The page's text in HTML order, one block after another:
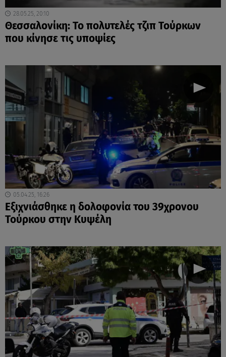
28.05.25, 20:10
Θεσσαλονίκη: Το πολυτελές τζιπ Τούρκων
που κίνησε τις υποψίες
05.04.25, 16:26
Εξιχνιάσθηκε η δολοφονία του 39χρονου
Τούρκου στην Κυψέλη